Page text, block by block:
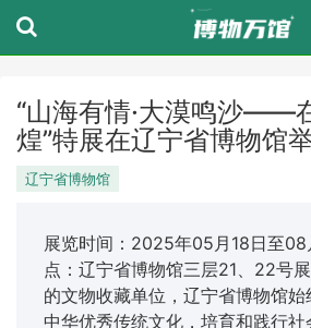
“山海有情·大漠鸣沙——
煌”特展在辽宁省博物馆
辽宁省博物馆
展览时间：2025年05月18日至08
点：辽宁省博物馆三层21、22号
的文物收藏单位，辽宁省博物馆
中华优秀传统文化，培育和践行